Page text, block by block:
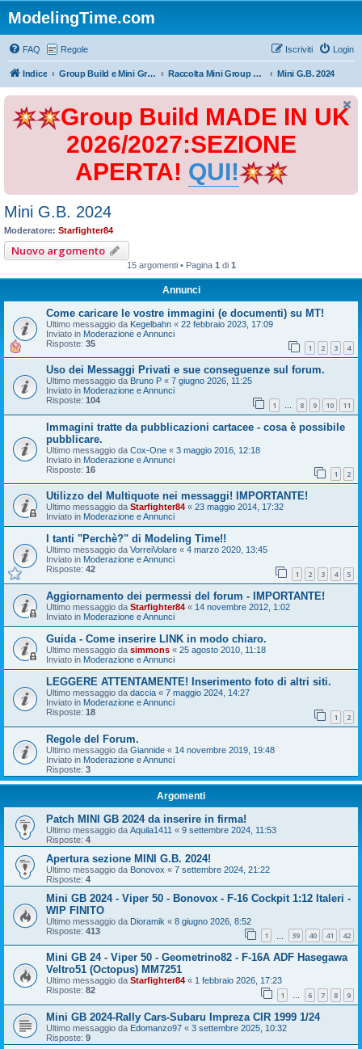
ModelingTime.com
FAQ Regole Login
Iscriviti
Indice Group Build e Mini Group Build Raccolta Mini Group Build Mini G.B. 2024
Group Build MADE IN UK
2026/2027:SEZIONE
APERTA! QUI!
Mini G.B. 2024
Moderatore: Starfighter84
Nuovo argomento
15 argomenti • Pagina 1 di 1
Annunci
Come caricare le vostre immagini (e documenti) su MT!
Ultimo messaggio da Kegelbahn « 22 febbraio 2023, 17:09
Inviato in Moderazione e Annunci
Risposte: 35 1 2 3 4
Uso dei Messaggi Privati e sue conseguenze sul forum.
Ultimo messaggio da Bruno P « 7 giugno 2026, 11:25
Inviato in Moderazione e Annunci
Risposte: 104 1 … 8 9 10 11
Immagini tratte da pubblicazioni cartacee - cosa è possibile
pubblicare.
Ultimo messaggio da Cox-One « 3 maggio 2016, 12:18
Inviato in Moderazione e Annunci
Risposte: 16 1 2
Utilizzo del Multiquote nei messaggi! IMPORTANTE!
Ultimo messaggio da Starfighter84 « 23 maggio 2014, 17:32
Inviato in Moderazione e Annunci
I tanti "Perchè?" di Modeling Time!!
Ultimo messaggio da VorreiVolare « 4 marzo 2020, 13:45
Inviato in Moderazione e Annunci
Risposte: 42 1 2 3 4 5
Aggiornamento dei permessi del forum - IMPORTANTE!
Ultimo messaggio da Starfighter84 « 14 novembre 2012, 1:02
Inviato in Moderazione e Annunci
Guida - Come inserire LINK in modo chiaro.
Ultimo messaggio da simmons « 25 agosto 2010, 11:18
Inviato in Moderazione e Annunci
LEGGERE ATTENTAMENTE! Inserimento foto di altri siti.
Ultimo messaggio da daccia « 7 maggio 2024, 14:27
Inviato in Moderazione e Annunci
Risposte: 18 1 2
Regole del Forum.
Ultimo messaggio da Giannide « 14 novembre 2019, 19:48
Inviato in Moderazione e Annunci
Risposte: 3
Argomenti
Patch MINI GB 2024 da inserire in firma!
Ultimo messaggio da Aquila1411 « 9 settembre 2024, 11:53
Risposte: 4
Apertura sezione MINI G.B. 2024!
Ultimo messaggio da Bonovox « 7 settembre 2024, 21:22
Risposte: 4
Mini GB 2024 - Viper 50 - Bonovox - F-16 Cockpit 1:12 Italeri -
WIP FINITO
Ultimo messaggio da Dioramik « 8 giugno 2026, 8:52
Risposte: 413 1 39 40 41 42
Mini GB 24 - Viper 50 - Geometrino82 - F-16A ADF Hasegawa
Veltro51 (Octopus) MM7251
Ultimo messaggio da Starfighter84 « 1 febbraio 2026, 17:23
Risposte: 82 1 … 6 7 8 9
Mini GB 2024-Rally Cars-Subaru Impreza CIR 1999 1/24
Ultimo messaggio da Edomanzo97 « 3 settembre 2025, 10:32
Risposte: 9